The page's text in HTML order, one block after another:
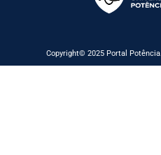
Copyright© 2025 Portal